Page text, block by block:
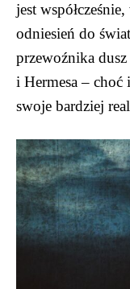
jest
odniesień do
przewoźnika dusz
i Hermesa –
swoje bardziej